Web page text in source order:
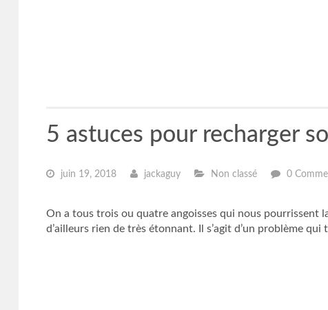
5 astuces pour recharger
juin 19, 2018 jackaguy Non classé 0
On a tous trois ou quatre angoisses qui nous pourrissent
d’ailleurs rien de très étonnant. Il s’agit d’un problème